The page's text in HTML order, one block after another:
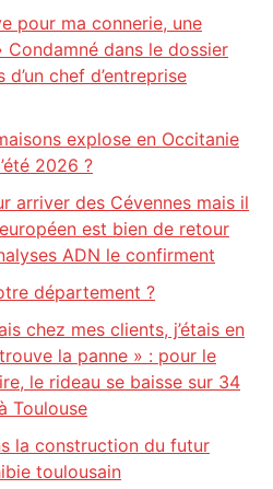
pour ma connerie, une
dans le dossier
chef d’entreprise
explose en Occitanie
2026 ?
arriver des Cévennes mais il
est bien de retour
ADN le confirment
département ?
chez mes clients, j’étais en
la panne » : pour le
le rideau se baisse sur 34
Toulouse
la construction du futur
toulousain